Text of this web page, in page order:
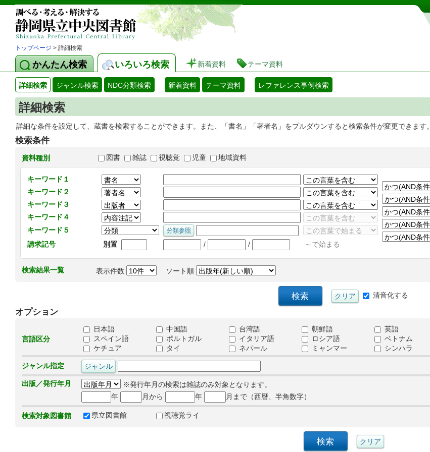
静岡県立図書館 蔵書検索・予約システム
トップページ > 詳細検索
かんたん検索 いろいろ検索 新着資料 テーマ資料
詳細検索 ジャンル検索 NDC分類検索 新着資料 テーマ資料 レファレンス事例検索
詳細検索
詳細な条件を設定して、蔵書を検索することができます。また、「書名」「著者名」をプルダウンすると検索条件が変更できます。
検索条件
資料種別 図書 雑誌 視聴覚 児童 地域資料
キーワード１
キーワード２
キーワード３
キーワード４
キーワード５
請求記号
別置 / / ～で始まる
検索結果一覧 表示件数 ソート順
清音化する
オプション
言語区分
日本語 中国語 台湾語 朝鮮語 英語
スペイン語
ポルトガル イタリア語 ロシア語 ベトナム
ケチュア
タイ ネパール ミャンマー シンハラ
ジャンル指定
出版／発行年月
※発行年月の検索は雑誌のみ対象となります。
年
月から 年 月まで（西暦、半角数字）
検索対象図書館 県立図書館 視聴覚ライ